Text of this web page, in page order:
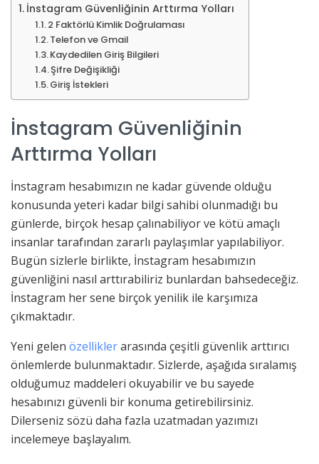
İnstagram Güvenliğinin Arttırma Yolları
2 Faktörlü Kimlik Doğrulaması
Telefon ve Gmail
Kaydedilen Giriş Bilgileri
Şifre Değişikliği
Giriş İstekleri
İnstagram Güvenliğinin
Arttırma Yolları
İnstagram hesabımızın ne kadar güvende olduğu
konusunda yeteri kadar bilgi sahibi olunmadığı bu
günlerde, birçok hesap çalınabiliyor ve kötü amaçlı
insanlar tarafından zararlı paylaşımlar yapılabiliyor.
Bugün sizlerle birlikte, İnstagram hesabımızın
güvenliğini nasıl arttırabiliriz bunlardan bahsedeceğiz.
İnstagram her sene birçok yenilik ile karşımıza
çıkmaktadır.
Yeni gelen özelliklerarasında çeşitli güvenlik arttırıcı
önlemlerde bulunmaktadır. Sizlerde, aşağıda sıralamış
olduğumuz maddeleri okuyabilir ve bu sayede
hesabınızı güvenli bir konuma getirebilirsiniz.
Dilerseniz sözü daha fazla uzatmadan yazımızı
incelemeye başlayalım.